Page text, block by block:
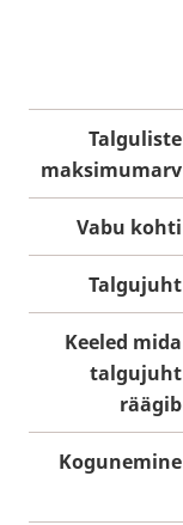
Talguliste
maksimumarv
Vabu kohti
Talgujuht
Keeled mida
talgujuht
räägib
Kogunemine